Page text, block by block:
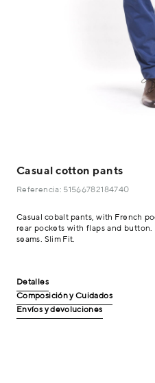
Casual cotton pants
Referencia: 51566782184740
Casual cobalt pants, with French
rear pockets with flaps and
seams. Slim Fit.
Detalles
Composición y Cuidados
Envíos y devoluciones